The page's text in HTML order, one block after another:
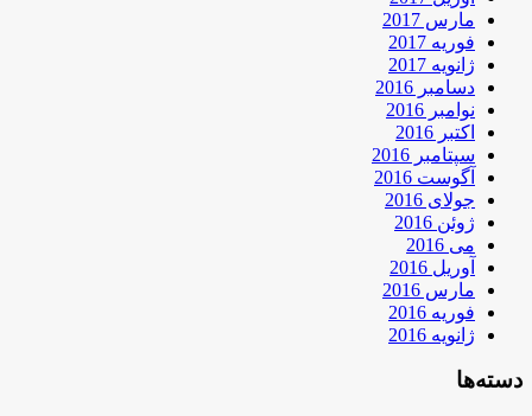
مارس 2017
فوریه 2017
ژانویه 2017
دسامبر 2016
نوامبر 2016
اکتبر 2016
سپتامبر 2016
آگوست 2016
جولای 2016
ژوئن 2016
می 2016
آوریل 2016
مارس 2016
فوریه 2016
ژانویه 2016
دسته‌ها